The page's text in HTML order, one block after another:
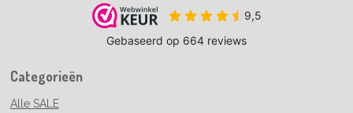
Categorieën
Alle SALE